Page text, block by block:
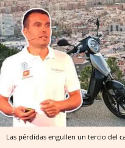
Las pérdidas engullen un tercio del